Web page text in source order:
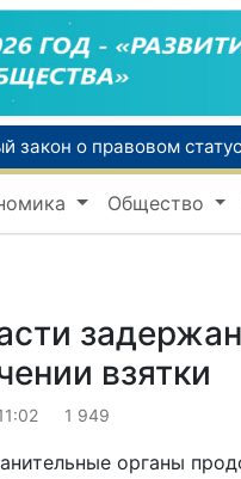
пенсий поОбщество
взятки
1 949
органы